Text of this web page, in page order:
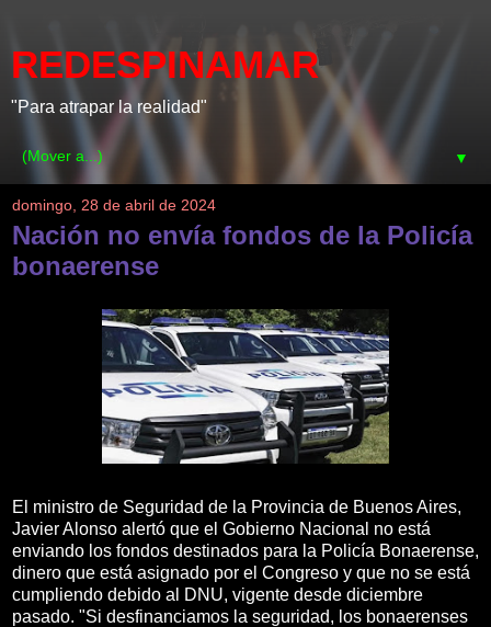
REDESPINAMAR
"Para atrapar la realidad"
▼
domingo, 28 de abril de 2024
Nación no envía fondos de la Policía
bonaerense
El ministro de Seguridad de la Provincia de Buenos Aires,
Javier Alonso alertó que el Gobierno Nacional no está
enviando los fondos destinados para la Policía Bonaerense,
dinero que está asignado por el Congreso y que no se está
cumpliendo debido al DNU, vigente desde diciembre
pasado. "Si desfinanciamos la seguridad, los bonaerenses